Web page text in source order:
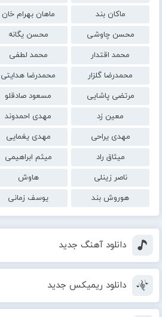
ماکان بند
ماهان بهرام خان
محسن چاوشی
محسن یگانه
محمد اقتدار
محمد لطفی
محمدرضا گلزار
محمدرضا هدایتی
مرتضی پاشایی
مسعود صادقلو
معین زد
مهدی احمدوند
مهدی یراحی
مهدی یغمایی
میثاق راد
میثم ابراهیمی
ناصر زینلی
هاوش
هوروش بند
یوسف زمانی
دانلود آهنگ جدید
دانلود ریمیکس جدید